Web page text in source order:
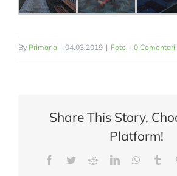
By Primaria | 04.03.2019 | Foto | 0 Comentarii
Share This Story,
Platform!
Facebook
TwitterRedditLinkedIn